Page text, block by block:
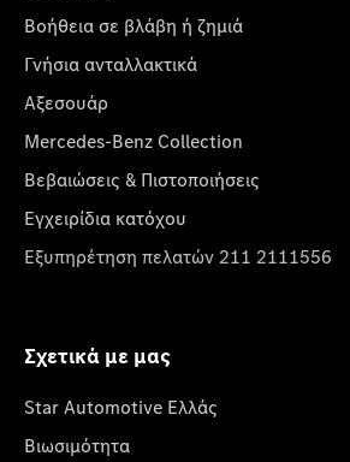
Βοήθεια σε βλάβη ή ζημιά
Γνήσια ανταλλακτικά
Αξεσουάρ
Mercedes-Benz Collection
Βεβαιώσεις & Πιστοποιήσεις
Εγχειρίδια κατόχου
Εξυπηρέτηση πελατών 211 2111556
Σχετικά με μας
Star Automotive Ελλάς
Βιωσιμότητα